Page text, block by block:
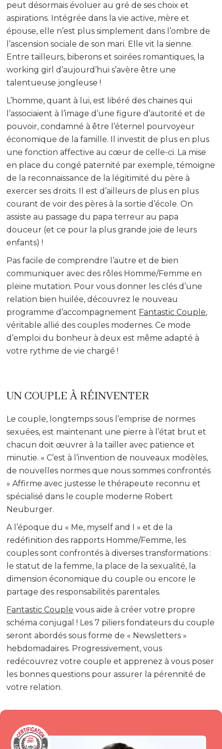
peut désormais évoluer au gré de ses choix et
aspirations. Intégrée dans la vie active, mère et
épouse, elle n’est plus simplement dans l’ombre de
l’ascension sociale de son mari. Elle vit la sienne.
Entre tailleurs, biberons et soirées romantiques, la
working girl d’aujourd’hui s’avère être une
talentueuse jongleuse !
L’homme, quant à lui, est libéré des chaines qui
l’associaient à l’image d’une figure d’autorité et de
pouvoir, condamné à être l’éternel pourvoyeur
économique de la famille. Il investit de plus en plus
une fonction affective au cœur de celle-ci. La mise
en place du congé paternité par exemple, témoigne
de la reconnaissance de la légitimité du père à
exercer ses droits. Il est d’ailleurs de plus en plus
courant de voir des pères à la sortie d’école. On
assiste au passage du papa terreur au papa
douceur (et ce pour la plus grande joie de leurs
enfants) !
Pas facile de comprendre l’autre et de bien
communiquer avec des rôles Homme/Femme en
pleine mutation. Pour vous donner les clés d’une
relation bien huilée, découvrez le nouveau
programme d’accompagnement Fantastic Couple,
véritable allié des couples modernes. Ce mode
d’emploi du bonheur à deux est même adapté à
votre rythme de vie chargé !
UN COUPLE À RÉINVENTER
Le couple, longtemps sous l’emprise de normes
sexuées, est maintenant une pierre à l’état brut et
chacun doit œuvrer à la tailler avec patience et
minutie. « C’est à l’invention de nouveaux modèles,
de nouvelles normes que nous sommes confrontés
» Affirme avec justesse le thérapeute reconnu et
spécialisé dans le couple moderne Robert
Neuburger.
A l’époque du « Me, myself and I » et de la
redéfinition des rapports Homme/Femme, les
couples sont confrontés à diverses transformations :
le statut de la femme, la place de la sexualité, la
dimension économique du couple ou encore le
partage des responsabilités parentales.
Fantastic Couple vous aide à créer votre propre
schéma conjugal ! Les 7 piliers fondateurs du couple
seront abordés sous forme de « Newsletters »
hebdomadaires. Progressivement, vous
redécouvrez votre couple et apprenez à vous poser
les bonnes questions pour assurer la pérennité de
votre relation.